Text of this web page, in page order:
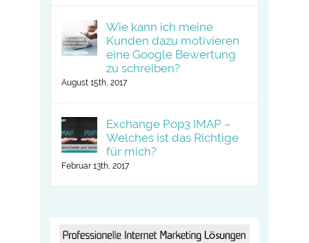
Wie kann ich meine
Kunden dazu motivieren
eine Google Bewertung
zu schreiben?
August 15th, 2017
Exchange Pop3 IMAP –
Welches ist das Richtige
für mich?
Februar 13th, 2017